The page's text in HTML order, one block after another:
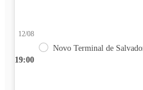
19:00
12/08
Novo Terminal de